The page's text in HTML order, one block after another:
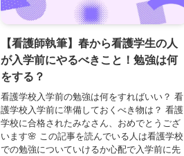
【看護師執筆】春から看護学生の人
が入学前にやるべきこと！勉強は何
をする？
看護学校入学前の勉強は何をすればいい？ 看
護学校入学前に準備しておくべき物は？ 看護
学校に合格されたみなさん、おめでとうござ
います🌸 この記事を読んでいる人は看護学校
での勉強についていけるか心配で入学前に先